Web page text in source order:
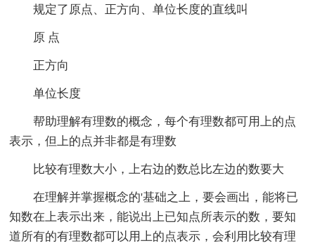
规定了原点、正方向、单位长度的直线叫
原 点
正方向
单位长度
帮助理解有理数的概念，每个有理数都可用上的点
表示，但上的点并非都是有理数
比较有理数大小，上右边的数总比左边的数要大
在理解并掌握概念的'基础之上，要会画出，能将已
知数在上表示出来，能说出上已知点所表示的数，要知
道所有的有理数都可以用上的点表示，会利用比较有理